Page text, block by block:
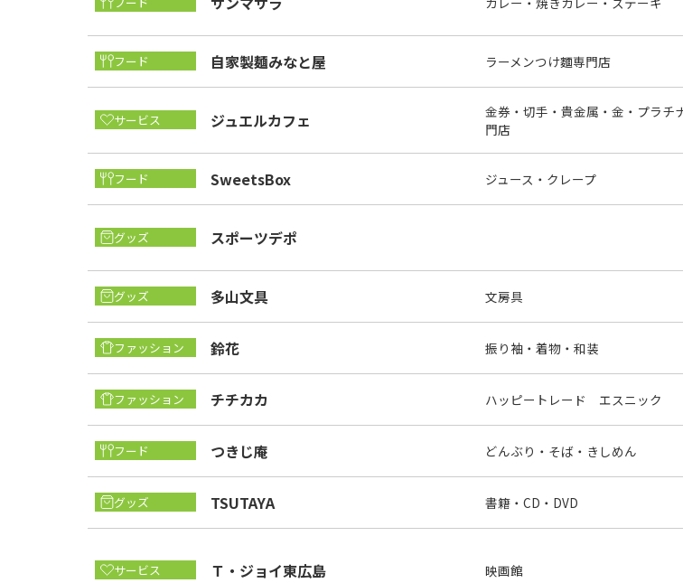
フード 自家製麺みなと屋 ラーメンつけ麵専門店
サービス ジュエルカフェ
金券・切手・貴金属・金・プラ
門店
フード SweetsBox ジュース・クレープ
グッズ スポーツデポ
グッズ 多山文具 文房具
ファッション 鈴花 振り袖・着物・和装
ファッション チチカカ ハッピートレード エスニック
フード つきじ庵 どんぶり・そば・きしめん
グッズ TSUTAYA 書籍・CD・DVD
サービス Ｔ・ジョイ東広島 映画館